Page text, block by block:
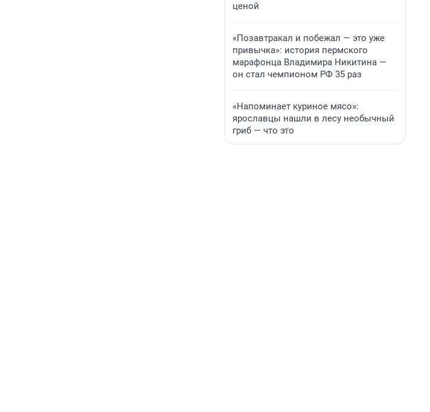
ценой
«Позавтракал и побежал — это уже
привычка»: история пермского
марафонца Владимира Никитина —
он стал чемпионом РФ 35 раз
«Напоминает куриное мясо»:
ярославцы нашли в лесу необычный
гриб — что это